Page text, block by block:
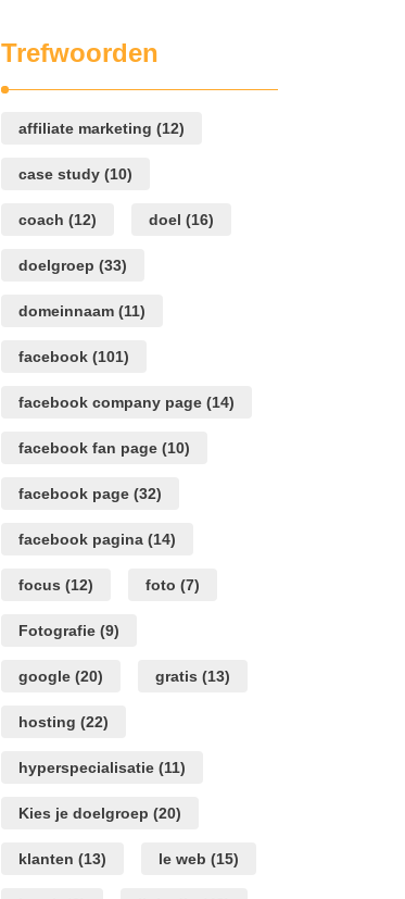
Trefwoorden
affiliate marketing (12)
case study (10)
coach (12) doel (16)
doelgroep (33)
domeinnaam (11)
facebook (101)
facebook company page (14)
facebook fan page (10)
facebook page (32)
facebook pagina (14)
focus (12) foto (7)
Fotografie (9)
google (20) gratis (13)
hosting (22)
hyperspecialisatie (11)
Kies je doelgroep (20)
klanten (13) le web (15)